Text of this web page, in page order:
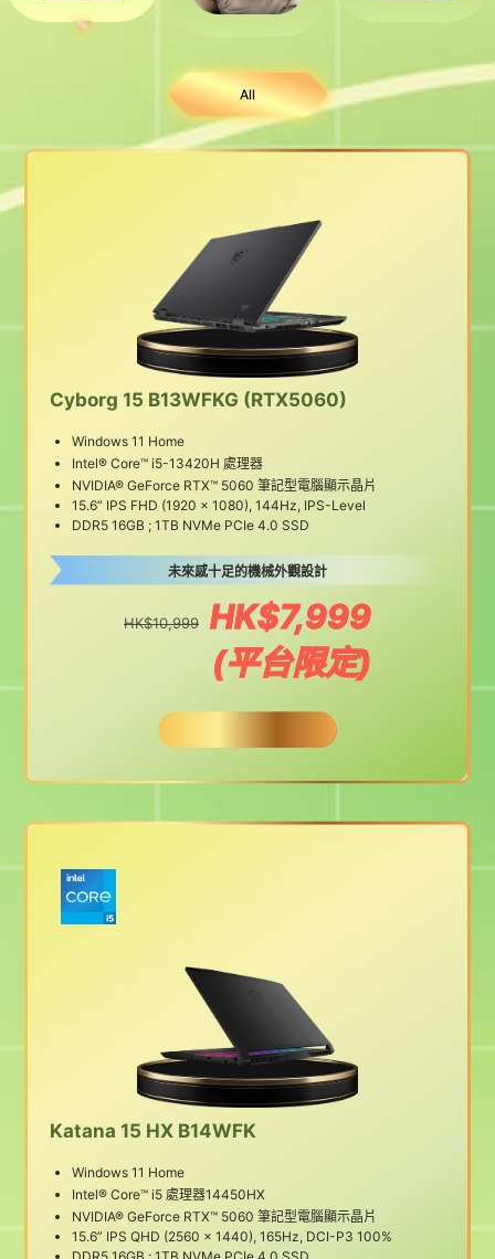
All
Cyborg 15 B13WFKG (RTX5060)
Windows 11 Home
Intel® Core™ i5-13420H 處理器
NVIDIA® GeForce RTX™ 5060 筆記型電腦顯示晶片
15.6” IPS FHD (1920 x 1080), 144Hz, IPS-Level
DDR5 16GB ; 1TB NVMe PCIe 4.0 SSD
未來感十足的機械外觀設計
HK$10,999
HK$7,999
(平台限定)
Katana 15 HX B14WFK
Windows 11 Home
Intel® Core™ i5 處理器14450HX
NVIDIA® GeForce RTX™ 5060 筆記型電腦顯示晶片
15.6” IPS QHD (2560 x 1440), 165Hz, DCI-P3 100%